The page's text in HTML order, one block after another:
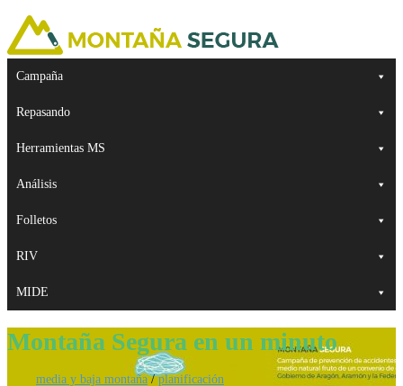
Campaña
Repasando
Herramientas MS
Análisis
Folletos
RIV
MIDE
Montaña Segura en un minuto
media y baja montaña/planificación